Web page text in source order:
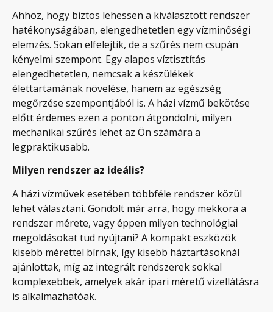
Ahhoz, hogy biztos lehessen a kiválasztott rendszer
hatékonyságában, elengedhetetlen egy vízminőségi
elemzés. Sokan elfelejtik, de a szűrés nem csupán
kényelmi szempont. Egy alapos víztisztítás
elengedhetetlen, nemcsak a készülékek
élettartamának növelése, hanem az egészség
megőrzése szempontjából is. A házi vízmű bekötése
előtt érdemes ezen a ponton átgondolni, milyen
mechanikai szűrés lehet az Ön számára a
legpraktikusabb.
Milyen rendszer az ideális?
A házi vízművek esetében többféle rendszer közül
lehet választani. Gondolt már arra, hogy mekkora a
rendszer mérete, vagy éppen milyen technológiai
megoldásokat tud nyújtani? A kompakt eszközök
kisebb mérettel bírnak, így kisebb háztartásoknál
ajánlottak, míg az integrált rendszerek sokkal
komplexebbek, amelyek akár ipari méretű vízellátásra
is alkalmazhatóak.